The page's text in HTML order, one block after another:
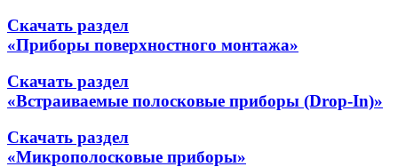
Скачать раздел
«Приборы поверхностного монтажа»
Скачать раздел
«Встраиваемые полосковые приборы (Drop-In)»
Скачать раздел
«Микрополосковые приборы»